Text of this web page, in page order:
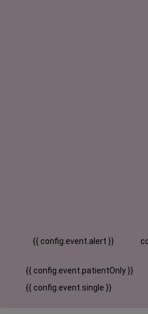
{{ config.event.alert }}
{{ config.event.patientOnly }}
{{ config.event.single }}